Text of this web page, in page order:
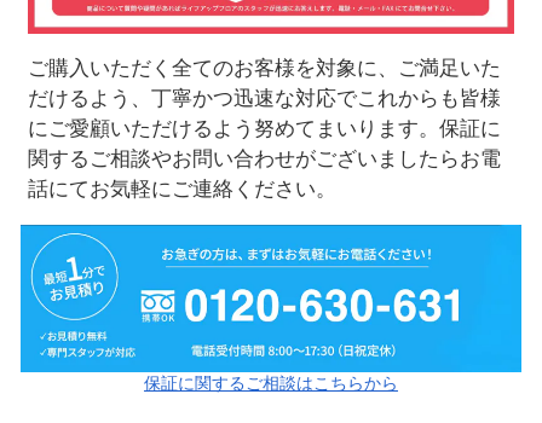
ご購入いただく全てのお客様を対象に、ご満足いた
だけるよう、丁寧かつ迅速な対応でこれからも皆様
にご愛顧いただけるよう努めてまいります。保証に
関するご相談やお問い合わせがございましたらお電
話にてお気軽にご連絡ください。
保証に関するご相談はこちらから